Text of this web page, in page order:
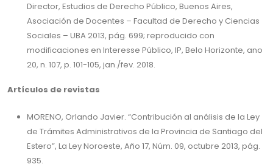
Director, Estudios de Derecho Público, Buenos Aires,
Asociación de Docentes – Facultad de Derecho y Ciencias
Sociales – UBA 2013, pág. 699; reproducido con
modificaciones en Interesse Público, IP, Belo Horizonte, ano
20, n. 107, p. 101-105, jan./fev. 2018.
Artículos de revistas
MORENO, Orlando Javier. “Contribución al análisis de la Ley
de Trámites Administrativos de la Provincia de Santiago del
Estero”, La Ley Noroeste, Año 17, Núm. 09, octubre 2013, pág.
935.